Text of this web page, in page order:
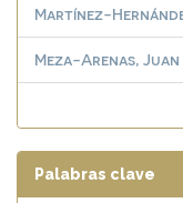
Martínez-
Meza-Arenas,
Palabras clave